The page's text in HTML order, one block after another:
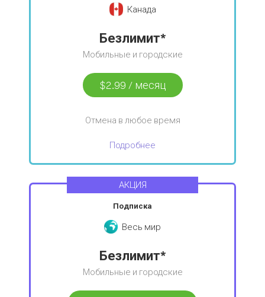
Канада
Безлимит*
Мобильные и городские
$2.99 / месяц
Отмена в любое время
Подробнее
АКЦИЯ
Подписка
Весь мир
Безлимит*
Мобильные и городские